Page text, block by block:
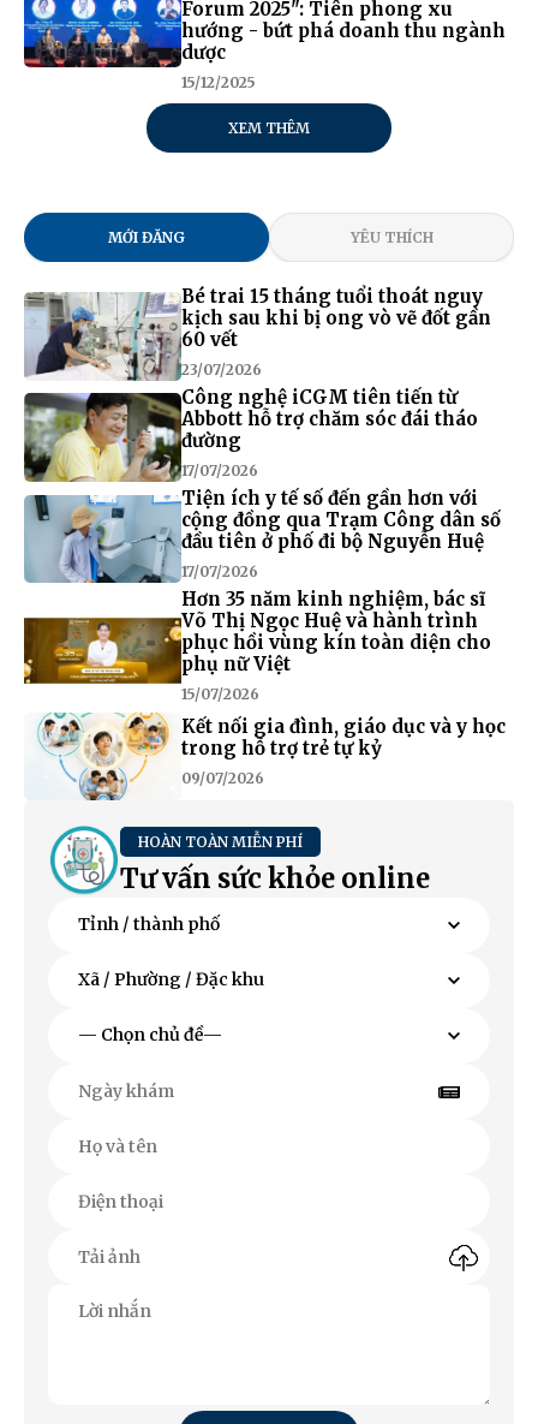
Forum 2025": Tiên phong xu
hướng - bứt phá doanh thu ngành
dược
15/12/2025
XEM THÊM
MỚI ĐĂNG YÊU THÍCH
Bé trai 15 tháng tuổi thoát nguy
kịch sau khi bị ong vò vẽ đốt gần
60 vết
23/07/2026
Công nghệ iCGM tiên tiến từ
Abbott hỗ trợ chăm sóc đái tháo
đường
17/07/2026
Tiện ích y tế số đến gần hơn với
cộng đồng qua Trạm Công dân số
đầu tiên ở phố đi bộ Nguyễn Huệ
17/07/2026
Hơn 35 năm kinh nghiệm, bác sĩ
Võ Thị Ngọc Huệ và hành trình
phục hồi vùng kín toàn diện cho
phụ nữ Việt
15/07/2026
Kết nối gia đình, giáo dục và y học
trong hỗ trợ trẻ tự kỷ
09/07/2026
HOÀN TOÀN MIỄN PHÍ
Tư vấn sức khỏe online